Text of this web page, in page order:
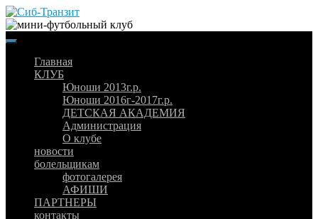
Skip
to
content
Главная
КЛУБ
Юноши 2013г.р.
Юноши 2016г-2017г.р.
ДЕТСКАЯ АКАДЕМИЯ
Администрация
О клубе
новости
болельщикам
фотогалерея
АФИШИ
ПАРТНЕРЫ
контакты